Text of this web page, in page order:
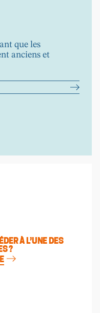
que les
anciens et
À L’UNE DES
?